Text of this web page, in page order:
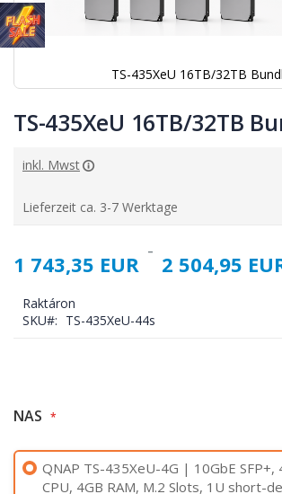
TS-435XeU 16TB/32TB
a
képgaléria
TS-435XeU 16TB/32TB
inkl. Mwst
Lieferzeit ca. 3-7 Werktage
1 743,35 EUR 2 504,95
Raktáron
SKU
TS-435XeU-44s
NAS
QNAP TS-435XeU-4G | 10GbE SFP+,
CPU, 4GB RAM, M.2 Slots, 1U short-